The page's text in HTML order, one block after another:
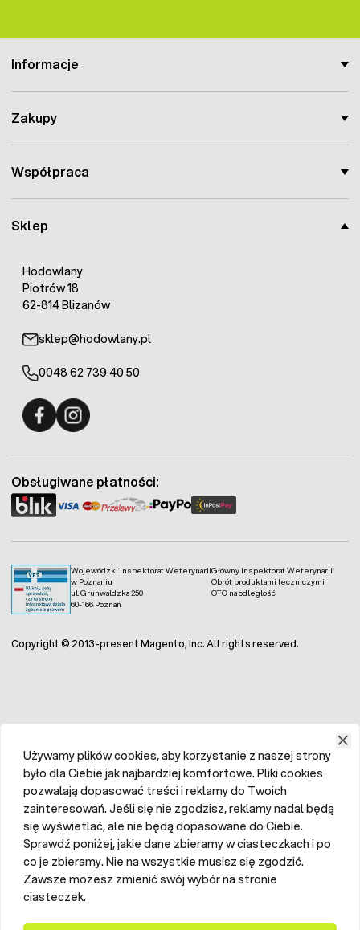
Sklep
Hodowlany
Piotrów 18
62-814 Blizanów
sklep@hodowlany.pl
0048 62 739 40 50
Informacje
Zakupy
Współpraca
Wojewódzki Inspektorat Weterynarii
w Poznaniu
ul. Grunwaldzka 250
60-166 Poznań
Główny Inspektorat Weterynarii
Obrót produktami leczniczymi
OTC na odległość
Obsługiwane płatności:
Copyright © 2013-present Magento, Inc. All rights reserved.
Używamy plików cookies, aby korzystanie z naszej strony
było dla Ciebie jak najbardziej komfortowe. Pliki cookies
pozwalają dopasować treści i reklamy do Twoich
zainteresowań. Jeśli się nie zgodzisz, reklamy nadal będą
się wyświetlać, ale nie będą dopasowane do Ciebie.
Sprawdź poniżej, jakie dane zbieramy w ciasteczkach i po
co je zbieramy. Nie na wszystkie musisz się zgodzić.
Zawsze możesz zmienić swój wybór na stronie
ciasteczek.